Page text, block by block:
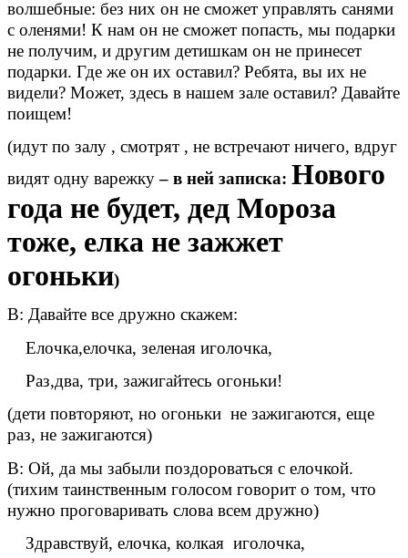
волшебные: без них он не сможет управлять санями
с оленями! К нам он не сможет попасть, мы подарки
не получим, и другим детишкам он не принесет
подарки. Где же он их оставил? Ребята, вы их не
видели? Может, здесь в нашем зале оставил? Давайте
поищем!
(идут по залу , смотрят , не встречают ничего, вдруг
видят одну варежку– в ней записка: Нового
года не будет, дед Мороза
тоже, елка не зажжет
огоньки)
В: Давайте все дружно скажем:
Елочка,елочка, зеленая иголочка,
Раз,два, три, зажигайтесь огоньки!
(дети повторяют, но огоньки не зажигаются, еще
раз, не зажигаются)
В: Ой, да мы забыли поздороваться с елочкой.
(тихим таинственным голосом говорит о том, что
нужно проговаривать слова всем дружно)
Здравствуй, елочка, колкая иголочка,